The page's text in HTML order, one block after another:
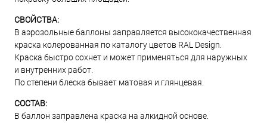
СВОЙСТВА:
В аэрозольные баллоны заправляется высококачественная
краска колерованная по каталогу цветов RAL Design.
Краска быстро сохнет и может применяться для наружных
и внутренних работ.
По степени блеска бывает матовая и глянцевая.
СОСТАВ:
В баллон заправлена краска на алкидной основе.